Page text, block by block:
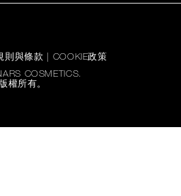
則與條款 | COOKIE政策
COSMETICS.
版權所有。